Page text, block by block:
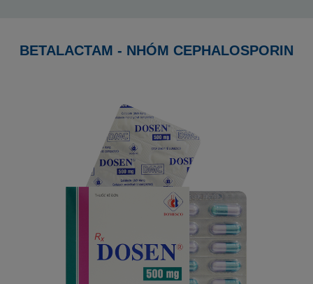
BETALACTAM - NHÓM CEPHALOSPORIN